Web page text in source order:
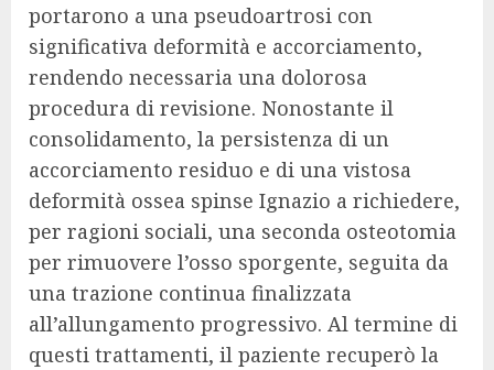
portarono a una pseudoartrosi con
significativa deformità e accorciamento,
rendendo necessaria una dolorosa
procedura di revisione. Nonostante il
consolidamento, la persistenza di un
accorciamento residuo e di una vistosa
deformità ossea spinse Ignazio a richiedere,
per ragioni sociali, una seconda osteotomia
per rimuovere l’osso sporgente, seguita da
una trazione continua finalizzata
all’allungamento progressivo. Al termine di
questi trattamenti, il paziente recuperò la